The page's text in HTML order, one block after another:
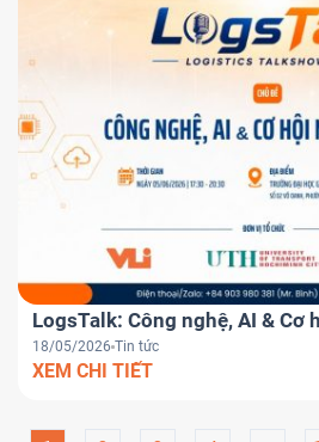
LogsTalk: Công nghệ, AI & Cơ
18/05/2026 Tin tức
XEM CHI TIẾT